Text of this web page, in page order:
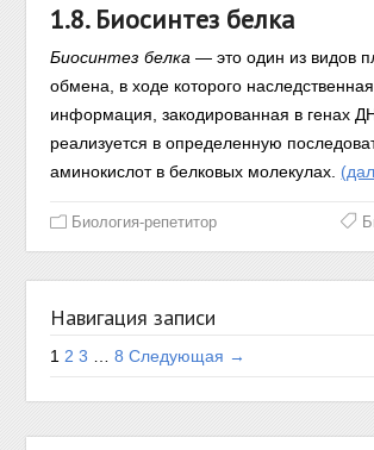
1.8. Биосинтез белка
Биосинтез белка — это один из видов
обмена, в ходе которого наследственная
информация, закодированная в генах
реализуется в определенную
аминокислот в белковых молекулах.
Биология-репетитор
Навигация записи
1 2 3 8 Следующая →